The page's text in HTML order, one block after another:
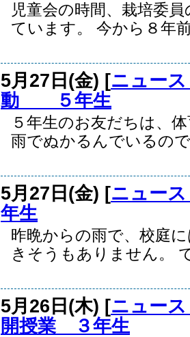
児童会の時間、栽培委
ています。 今から８年
5月27日(金) [ニュー
動 ５年生
５年生のお友だちは、
雨でぬかるんでいるの
5月27日(金) [ニュー
年生
昨晩からの雨で、校庭
きそうもありません。
5月26日(木) [ニュー
開授業 ３年生